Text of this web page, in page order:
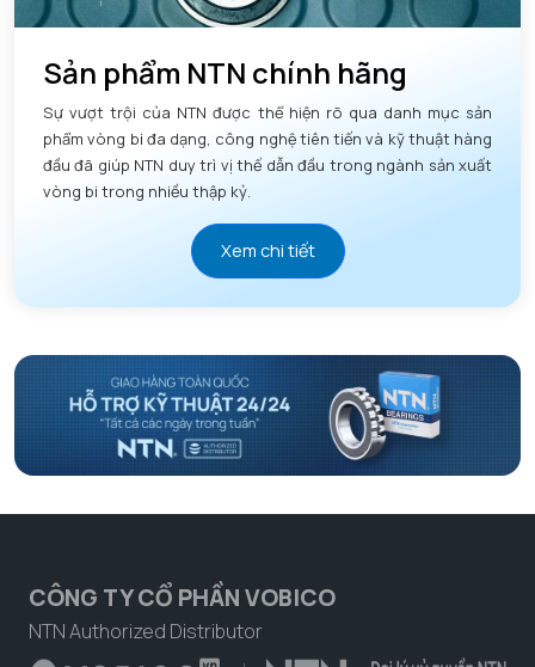
Sản phẩm NTN chính hãng
Sự vượt trội của NTN được thể hiện rõ qua danh mục sản
phẩm vòng bi đa dạng, công nghệ tiên tiến và kỹ thuật hàng
đầu đã giúp NTN duy trì vị thế dẫn đầu trong ngành sản xuất
vòng bi trong nhiều thập kỷ.
Xem chi tiết
CÔNG TY CỔ PHẦN VOBICO
NTN Authorized Distributor